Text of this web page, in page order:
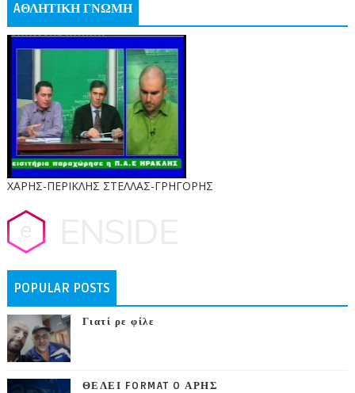
AΘΛΗΤΙΚΗ ΓΝΩΜΗ
ΧΑΡΗΣ-ΠΕΡΙΚΛΗΣ ΣΤΕΛΛΑΣ-ΓΡΗΓΟΡΗΣ
POPULAR POSTS
Γιατί ρε φίλε
ΘΕΛΕΙ FORMAT O ΑΡΗΣ